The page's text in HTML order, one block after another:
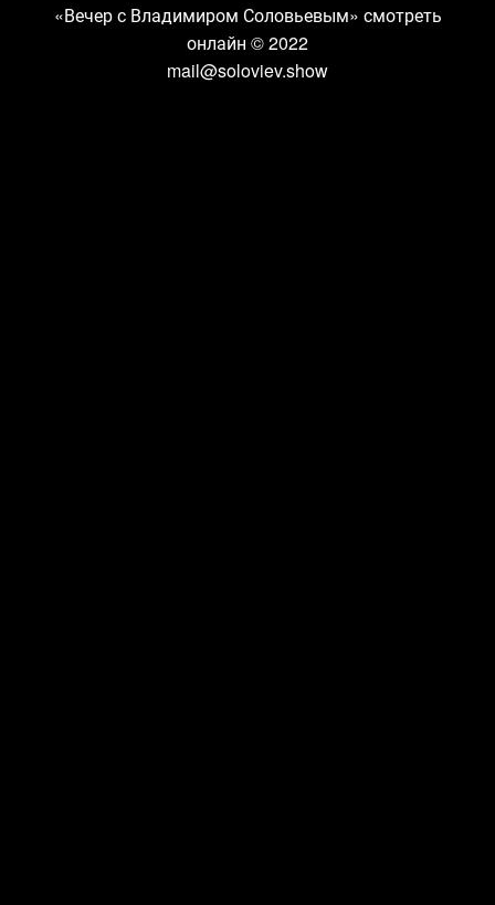
«Вечер с Владимиром Соловьевым» смотреть
онлайн © 2022
mail@soloviev.show